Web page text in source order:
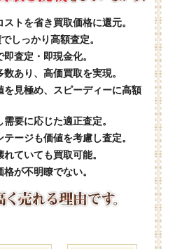
トを省き買取価格に還元。
しっかり高額査定。
査定・即現金化。
あり、高価買取を実現。
を見極め、スピーディーに高額
要に応じた適正査定。
ージも価値を考慮し査定。
ていても買取可能。
が不明瞭でない。